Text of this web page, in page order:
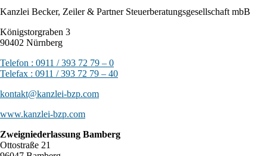
Kanzlei Becker, Zeiler & Partner Steuerberatungsgesellschaft mbB
Königstorgraben 3
90402 Nürnberg
Telefon : 0911 / 393 72 79 – 0
Telefax : 0911 / 393 72 79 – 40
kontakt@kanzlei-bzp.com
www.kanzlei-bzp.com
Zweigniederlassung Bamberg
Ottostraße 21